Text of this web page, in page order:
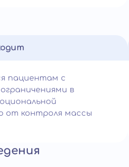
пациентам с
в
от контроля массы